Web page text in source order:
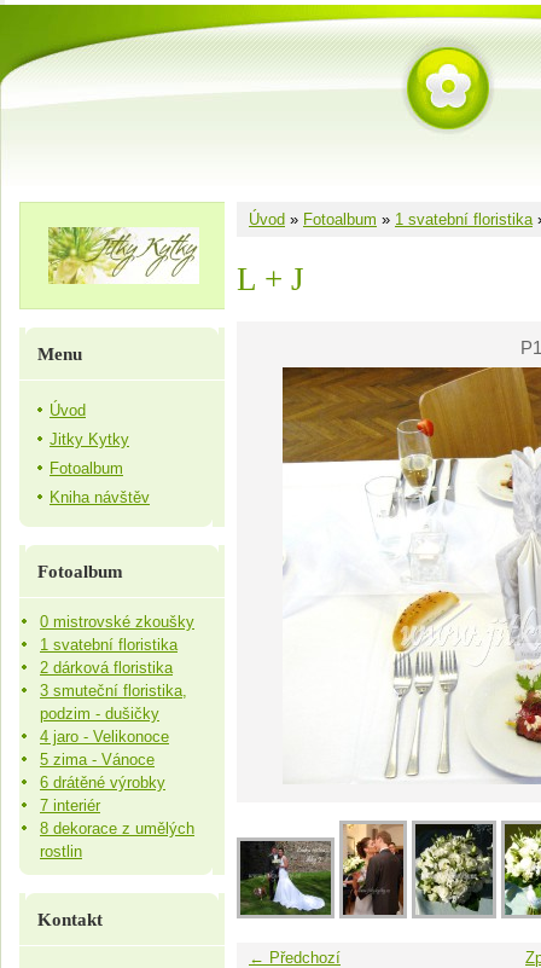
Úvod » Fotoalbum » 1 svatební floristika
L + J
← Předchozí
Menu
Úvod
Jitky Kytky
Fotoalbum
Kniha návštěv
Fotoalbum
0 mistrovské zkoušky
1 svatební floristika
2 dárková floristika
3 smuteční floristika,
podzim - dušičky
4 jaro - Velikonoce
5 zima - Vánoce
6 drátěné výrobky
7 interiér
8 dekorace z umělých
rostlin
Kontakt